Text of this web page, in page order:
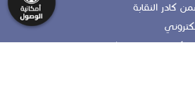
كادر النقابة
للمهندسين المدنيين